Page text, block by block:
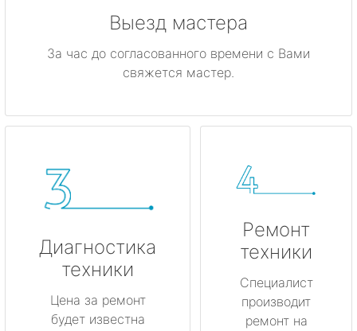
Выезд мастера
За час до согласованного времени с Вами
свяжется мастер.
Диагностика
техники
Цена за ремонт
будет известна
Ремонт
техники
Специалист
производит
ремонт на